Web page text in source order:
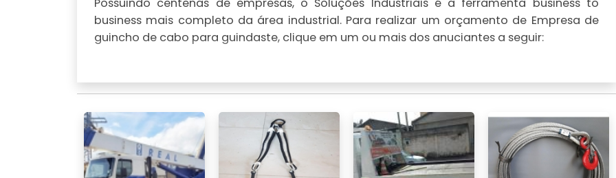
Possuindo centenas de empresas, o Soluções Industriais é a ferramenta business to
business mais completo da área industrial. Para realizar um orçamento de Empresa de
guincho de cabo para guindaste, clique em um ou mais dos anuciantes a seguir: